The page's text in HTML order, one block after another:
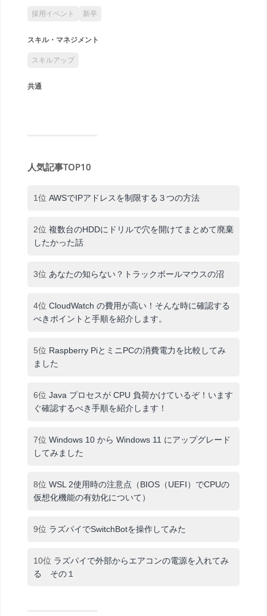
採用イベント 新卒
スキル・マネジメント
スキルアップ
共通
人気記事TOP10
1位 AWSでIPアドレスを制限する３つの方法
2位 複数台のHDDにドリルで穴を開けてまとめて廃棄
したかった話
3位 あなたの知らない？トラックボールマウスの沼
4位 CloudWatch の費用が高い！そんな時に確認する
べきポイントと手順を紹介します。
5位 Raspberry PiとミニPCの消費電力を比較してみ
ました
6位 Java プロセスが CPU 負荷かけているぞ！います
ぐ確認するべき手順を紹介します！
7位 Windows 10 から Windows 11 にアップグレード
してみました
8位 WSL 2使用時の注意点（BIOS（UEFI）でCPUの
仮想化機能の有効化について）
9位 ラズパイでSwitchBotを操作してみた
10位 ラズパイで外部からエアコンの電源を入れてみ
る その１